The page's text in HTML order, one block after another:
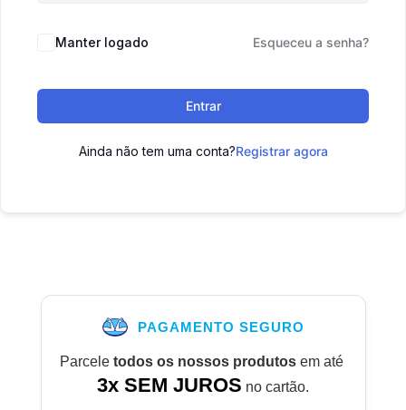
Manter logado Esqueceu a senha?
Entrar
Ainda não tem uma conta?Registrar agora
PAGAMENTO SEGURO
Parcele todos os nossos produtosem até
3x SEM JUROS no cartão.